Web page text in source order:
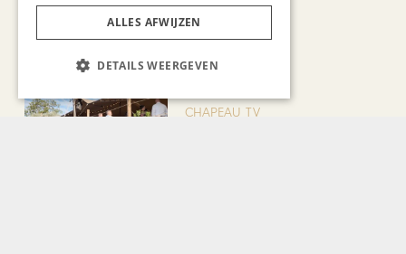
CHAPEAU TV
ALLES AFWIJZEN
DETAILS WEERGEVEN